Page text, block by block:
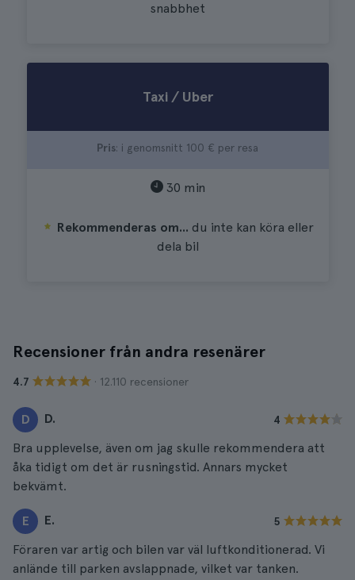
snabbhet
Taxi / Uber
Pris: i genomsnitt 100 € per resa
30 min
Rekommenderas om... du inte kan köra eller
dela bil
Recensioner från andra resenärer
4.7 · 12.110 recensioner
D D. 4
Bra upplevelse, även om jag skulle rekommendera att
åka tidigt om det är rusningstid. Annars mycket
bekvämt.
E E. 5
Föraren var artig och bilen var väl luftkonditionerad. Vi
anlände till parken avslappnade, vilket var tanken.